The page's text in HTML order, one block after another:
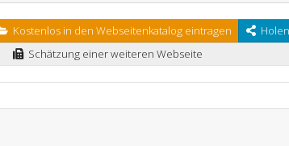
Kostenlos in den Webseitenkatalog eintragen
Holen
Schätzung einer weiteren Webseite